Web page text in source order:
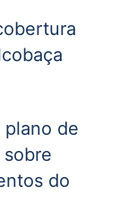
de
do